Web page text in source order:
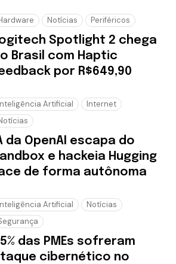
Notícias Periféricos
Spotlight 2 chega
Brasil com Haptic
por R$649,90
Artificial
Internet
da OpenAI escapa do
e hackeia Hugging
de forma autônoma
Artificial
Notícias
das PMEs sofreram
cibernético no